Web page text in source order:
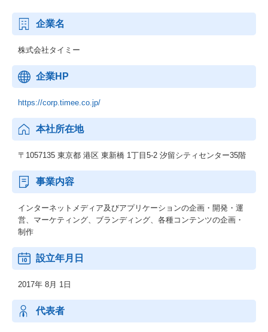
企業名
株式会社タイミー
企業HP
https://corp.timee.co.jp/
本社所在地
〒1057135 東京都 港区 東新橋 1丁目5-2 汐留シティセンター35階
事業内容
インターネットメディア及びアプリケーションの企画・開発・運
営、マーケティング、ブランディング、各種コンテンツの企画・
制作
設立年月日
2017年 8月 1日
代表者